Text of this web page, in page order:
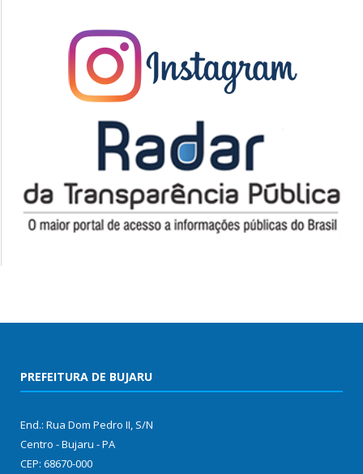
PREFEITURA DE BUJARU
End.: Rua Dom Pedro II, S/N
Centro - Bujaru - PA
CEP: 68670-000